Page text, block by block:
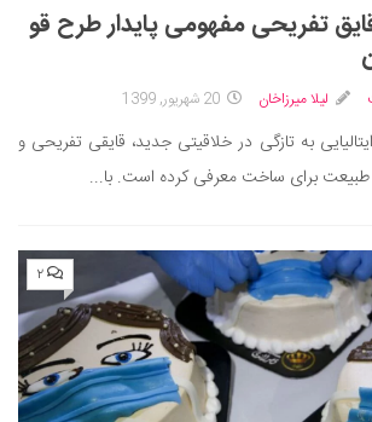
تفریحی مفهومی پایدار طرح قو
لیلا میرزاخان 20 شهریور, 1399
به تازگی در خلاقیتی جدید، قایقی تفریحی و
از طبیعت برای ساخت معرفی کرده است. با...
۲